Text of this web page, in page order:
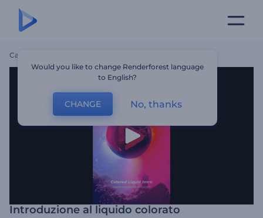
Casa
Introduzione al liquido colorato
Would you like to change Renderforest language
to English?
CHANGE No, thanks